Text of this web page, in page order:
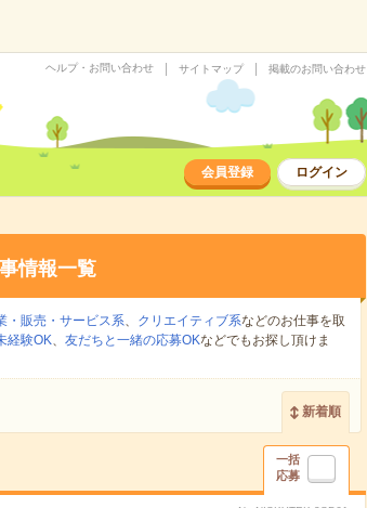
ヘルプ・お問い合わせ サイトマップ 掲載のお問い合わせ
会員登録 ログイン
情報一覧
・販売・サービス系、 クリエイティブ系などのお仕事を取
経験OK、 友だちと一緒の応募OKなどでもお探し頂けま
新着順
一括
応募